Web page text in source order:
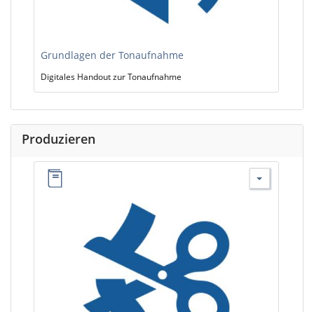
Grundlagen der Tonaufnahme
Digitales Handout zur Tonaufnahme
Produzieren